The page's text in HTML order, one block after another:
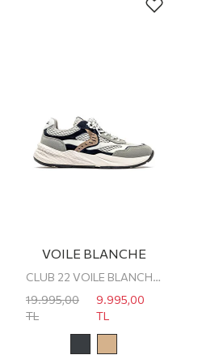
VOILE BLANCHE
CLUB 22 VOILE BLANCHE ERKEK SNEAKER
19.995,00
TL
9.995,00
TL